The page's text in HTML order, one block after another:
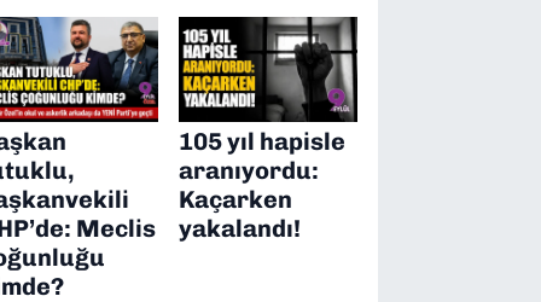
Meclis
105 yıl hapisle
aranıyordu:
Kaçarken
yakalandı!